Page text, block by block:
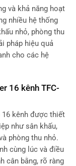
và khả năng hoạt
nhiều hệ thống
nhỏ, phòng thu
pháp hiệu quả
cho các hệ
16 kênh TFC-
16 kênh được thiết
như sân khấu,
phòng thu nhỏ.
cùng lúc và điều
cân bằng, rõ ràng